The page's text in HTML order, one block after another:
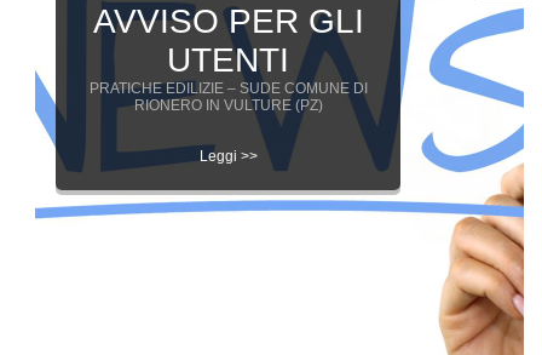
SERVIZIO 7 –
Urbanistica ed
Edilizia Pri
DISCIPLINARE PER L’APPLICAZIONE DELLE
SANZIONI AMMINISTRATIVE PECUNIARIE IN
MATERIA EDILIZIA
Leggi >>